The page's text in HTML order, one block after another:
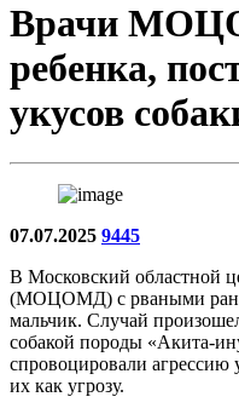
Врачи
ребенка,
укусов
07.07.2025 9445
В Московский областной
(МОЦОМД) с рваными
мальчик. Случай
собакой породы «Акита-
спровоцировали агрессию
их как угрозу.